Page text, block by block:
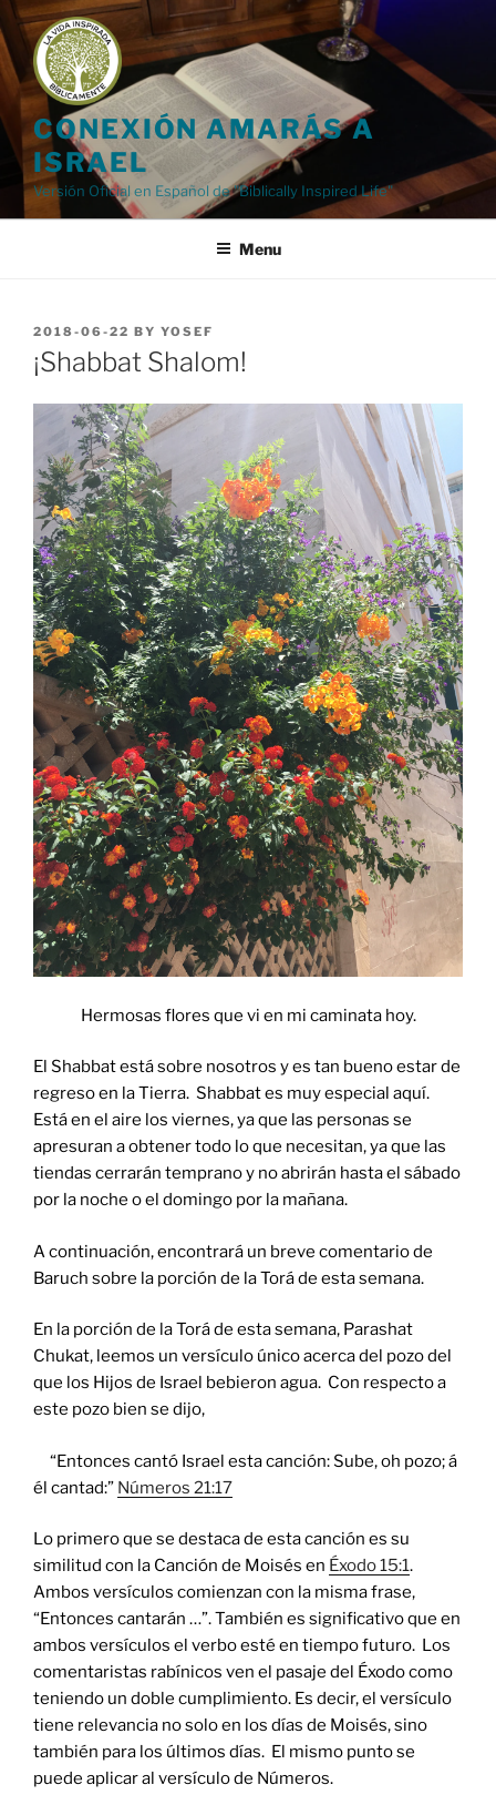
Skip
to
content
CONEXIÓN AMARÁS A
ISRAEL
Versión Oficial en Español de "Biblically Inspired Life"
Menu
POSTED
ON
2018-06-22 BY YOSEF
¡Shabbat Shalom!
Hermosas flores que vi en mi caminata hoy.
El Shabbat está sobre nosotros y es tan bueno estar de
regreso en la Tierra. Shabbat es muy especial aquí.
Está en el aire los viernes, ya que las personas se
apresuran a obtener todo lo que necesitan, ya que las
tiendas cerrarán temprano y no abrirán hasta el sábado
por la noche o el domingo por la mañana.
A continuación, encontrará un breve comentario de
Baruch sobre la porción de la Torá de esta semana.
En la porción de la Torá de esta semana, Parashat
Chukat, leemos un versículo único acerca del pozo del
que los Hijos de Israel bebieron agua. Con respecto a
este pozo bien se dijo,
“Entonces cantó Israel esta canción: Sube, oh pozo; á
él cantad:” Números 21:17
Lo primero que se destaca de esta canción es su
similitud con la Canción de Moisés en Éxodo 15:1.
Ambos versículos comienzan con la misma frase,
“Entonces cantarán …”. También es significativo que en
ambos versículos el verbo esté en tiempo futuro. Los
comentaristas rabínicos ven el pasaje del Éxodo como
teniendo un doble cumplimiento. Es decir, el versículo
tiene relevancia no solo en los días de Moisés, sino
también para los últimos días. El mismo punto se
puede aplicar al versículo de Números.